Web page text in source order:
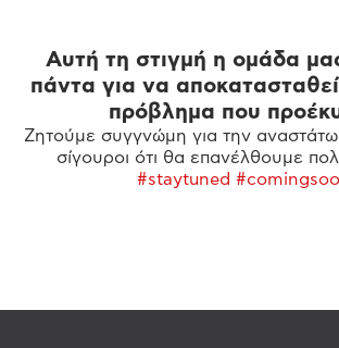
Αυτή τη στιγμή η ομάδα
πάντα για να
πρόβλημα που
Ζητούμε συγγνώμη για την
σίγουροι ότι θα επανέλθουμε
#staytuned